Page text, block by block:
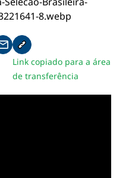
whatsapp
no facebook
no twitter
Compartilhe pelo email
Copiar link da notícia
Link copiado para a área
de transferência